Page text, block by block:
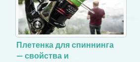
Плетенка для спиннинга
— свойства и